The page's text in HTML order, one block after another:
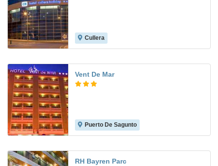
Cullera
Vent De Mar
Puerto De Sagunto
RH Bayren Parc